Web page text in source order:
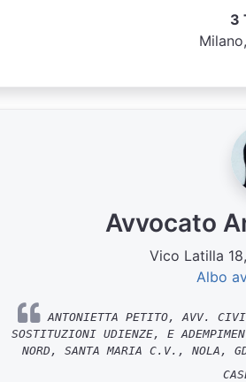
3
Avvocato
Vico Latilla
Albo
ANTONIETTA PETITO, AVV.
SOSTITUZIONI UDIENZE, E
NORD, SANTA MARIA C.V., NOLA,